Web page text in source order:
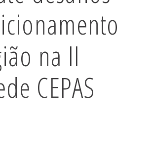
na II
CEPAS